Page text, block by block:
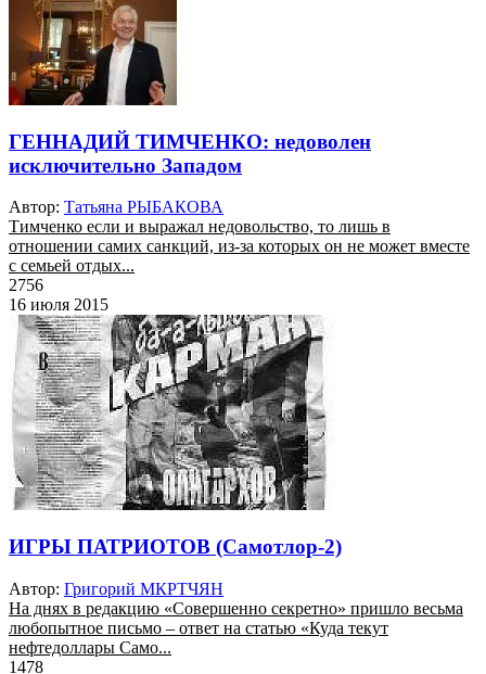
ГЕННАДИЙ ТИМЧЕНКО: недоволен
исключительно Западом
Автор: Татьяна РЫБАКОВА
Тимченко если и выражал недовольство, то лишь в
отношении самих санкций, из-за которых он не может вместе
с семьей отдых...
2756
16 июля 2015
ИГРЫ ПАТРИОТОВ (Самотлор-2)
Автор: Григорий МКРТЧЯН
На днях в редакцию «Совершенно секретно» пришло весьма
любопытное письмо – ответ на статью «Куда текут
нефтедоллары Само...
1478